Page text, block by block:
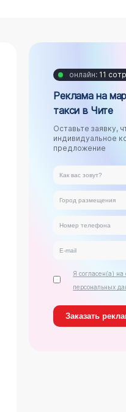
онлайн: 11
Реклама на
такси в Чите
Оставьте заявку,
индивидуальное
предложение
Я согласен(а) на
персональных